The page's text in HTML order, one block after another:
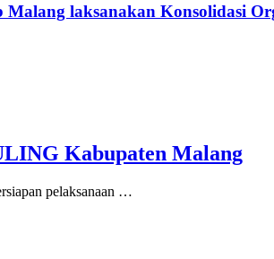
laksanakan Konsolidasi
Kabupaten Malang
pelaksanaan …